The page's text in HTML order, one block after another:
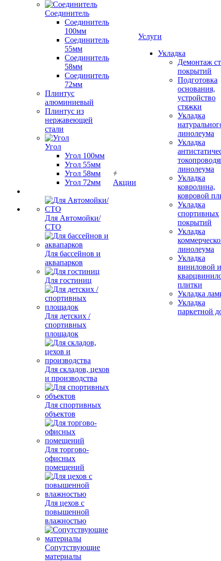
Соединитель
Соединитель
100мм
Соединитель
55мм
Соединитель
58мм
Соединитель
72мм
Плинтус
алюминиевый
Плинтус из
нержавеющей
стали
Угол
Угол 100мм
Угол 55мм
Угол 58мм
Угол 72мм
Для Автомойки/
СТО
Для бассейнов и
аквапарков
Для гостиниц
Для детских /
спортивных
площадок
Для складов, цехов
и производства
Для спортивных
объектов
Для торгово-
офисных
помещений
Для цехов с
повышенной
влажностью
Сопутствующие
материалы
Акции
Услуги
Укладка
Демонтаж
покрытий
Подготовка
основания,
устройство
стяжки
Укладка
линолеума
Укладка
линолеума
Укладка
ковролина,
ковровой
Укладка
спортивных
покрытий
Укладка
линолеума
Укладка
виниловой и
плитки
Укладка
Укладка
паркетной